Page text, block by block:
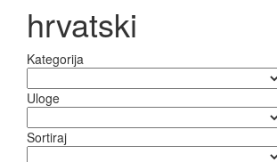
hrvatski
Kategorija
Uloge
Sortiraj